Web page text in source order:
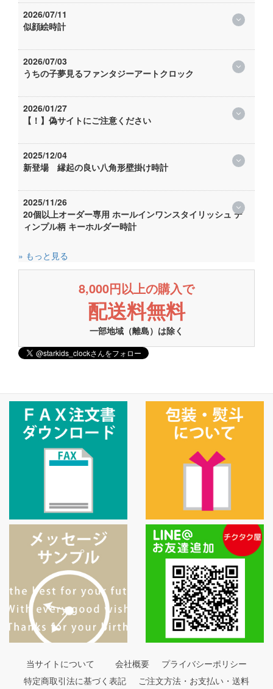
2026/07/11
似顔絵時計
2026/07/03
うちの子夢見るファンタジーアートクロック
2026/01/27
【！】偽サイトにご注意ください
2025/12/04
新登場 縁起の良い八角形壁掛け時計
2025/11/26
20個以上オーダー専用 ホールインワンスタイリッシュ デ
ィンプル柄 キーホルダー時計
» もっと見る
8,000円以上の購入で
配送料無料
一部地域（離島）は除く
当サイトについて 会社概要
プライバシーポリシー
特定商取引法に基づく表記
ご注文方法・お支払い・送料